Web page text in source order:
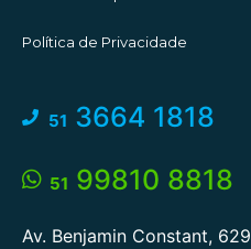
Política de Privacidade
51 3664 1818
51 99810 8818
Av. Benjamin Constant, 629